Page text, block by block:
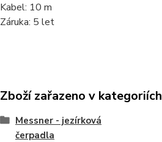
Kabel: 10 m
Záruka: 5 let
Zboží zařazeno v kategoriích
Messner - jezírková
čerpadla